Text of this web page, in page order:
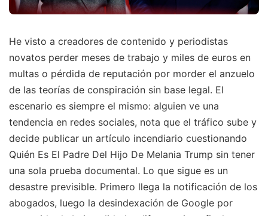
He visto a creadores de contenido y periodistas
novatos perder meses de trabajo y miles de euros en
multas o pérdida de reputación por morder el anzuelo
de las teorías de conspiración sin base legal. El
escenario es siempre el mismo: alguien ve una
tendencia en redes sociales, nota que el tráfico sube y
decide publicar un artículo incendiario cuestionando
Quién Es El Padre Del Hijo De Melania Trump sin tener
una sola prueba documental. Lo que sigue es un
desastre previsible. Primero llega la notificación de los
abogados, luego la desindexación de Google por